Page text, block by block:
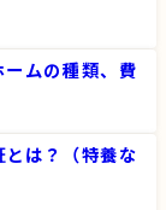
ムの種類、費
は？（特養な